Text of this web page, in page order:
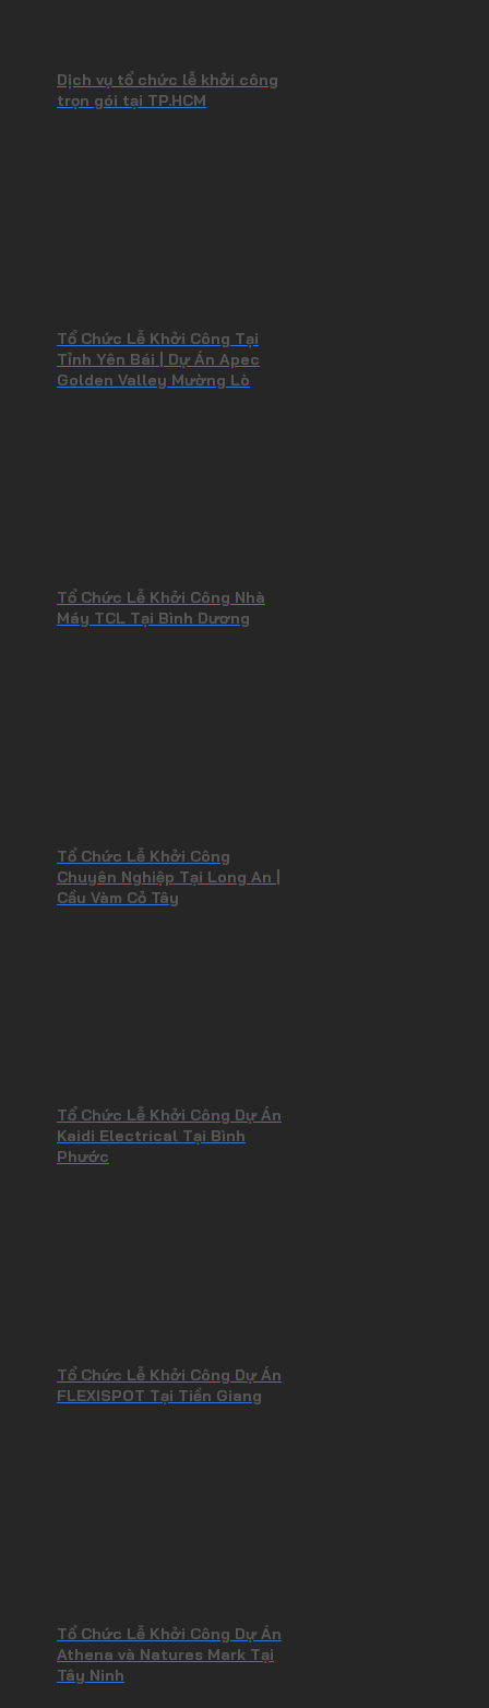
Dịch vụ tổ chức lễ khởi công
trọn gói tại TP.HCM
Tổ Chức Lễ Khởi Công Tại
Tỉnh Yên Bái | Dự Án Apec
Golden Valley Mường Lò
Tổ Chức Lễ Khởi Công Nhà
Máy TCL Tại Bình Dương
Tổ Chức Lễ Khởi Công
Chuyên Nghiệp Tại Long An |
Cầu Vàm Cỏ Tây
Tổ Chức Lễ Khởi Công Dự Án
Kaidi Electrical Tại Bình
Phước
Tổ Chức Lễ Khởi Công Dự Án
FLEXISPOT Tại Tiền Giang
Tổ Chức Lễ Khởi Công Dự Án
Athena và Natures Mark Tại
Tây Ninh